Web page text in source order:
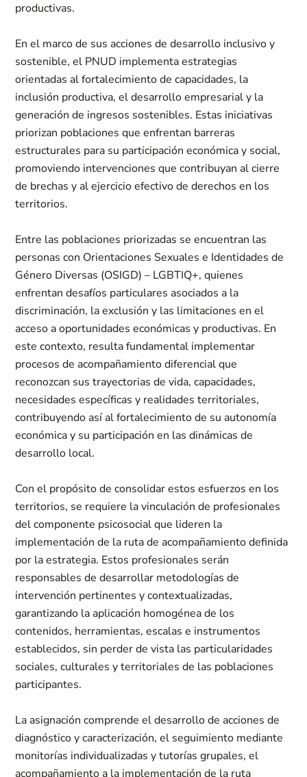
productivas.
En el marco de sus acciones de desarrollo inclusivo y
sostenible, el PNUD implementa estrategias
orientadas al fortalecimiento de capacidades, la
inclusión productiva, el desarrollo empresarial y la
generación de ingresos sostenibles. Estas iniciativas
priorizan poblaciones que enfrentan barreras
estructurales para su participación económica y social,
promoviendo intervenciones que contribuyan al cierre
de brechas y al ejercicio efectivo de derechos en los
territorios.
Entre las poblaciones priorizadas se encuentran las
personas con Orientaciones Sexuales e Identidades de
Género Diversas (OSIGD) – LGBTIQ+, quienes
enfrentan desafíos particulares asociados a la
discriminación, la exclusión y las limitaciones en el
acceso a oportunidades económicas y productivas. En
este contexto, resulta fundamental implementar
procesos de acompañamiento diferencial que
reconozcan sus trayectorias de vida, capacidades,
necesidades específicas y realidades territoriales,
contribuyendo así al fortalecimiento de su autonomía
económica y su participación en las dinámicas de
desarrollo local.
Con el propósito de consolidar estos esfuerzos en los
territorios, se requiere la vinculación de profesionales
del componente psicosocial que lideren la
implementación de la ruta de acompañamiento definida
por la estrategia. Estos profesionales serán
responsables de desarrollar metodologías de
intervención pertinentes y contextualizadas,
garantizando la aplicación homogénea de los
contenidos, herramientas, escalas e instrumentos
establecidos, sin perder de vista las particularidades
sociales, culturales y territoriales de las poblaciones
participantes.
La asignación comprende el desarrollo de acciones de
diagnóstico y caracterización, el seguimiento mediante
monitorías individualizadas y tutorías grupales, el
acompañamiento a la implementación de la ruta